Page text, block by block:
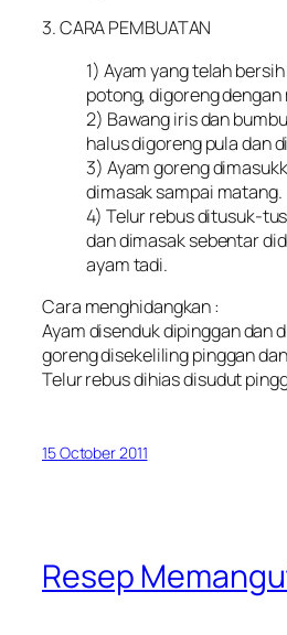
3. CARA PEMBUATAN
1) Ayam yang telah
potong, digoreng dengan
2) Bawang iris dan
halus digoreng pula dan
3) Ayam goreng
dimasak sampai matang.
4) Telur rebus ditusuk-
dan dimasak sebentar
ayam tadi.
Cara menghidangkan :
Ayam disenduk dipinggan dan
goreng disekeliling pinggan
Telur rebus dihias disudut
15 October 2011
Resep